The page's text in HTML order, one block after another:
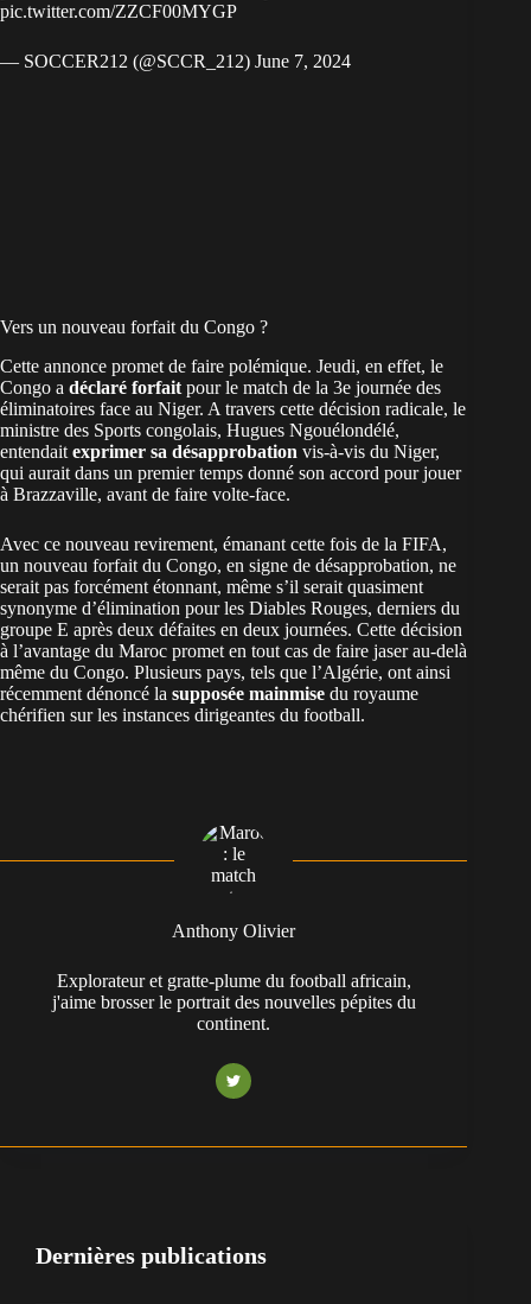
pic.twitter.com/ZZCF00MYGP
— SOCCER212 (@SCCR_212) June 7, 2024
Vers un nouveau forfait du Congo ?
Cette annonce promet de faire polémique. Jeudi, en effet, le
Congo a déclaré forfait pour le match de la 3e journée des
éliminatoires face au Niger. A travers cette décision radicale, le
ministre des Sports congolais, Hugues Ngouélondélé,
entendait exprimer sa désapprobation vis-à-vis du Niger,
qui aurait dans un premier temps donné son accord pour jouer
à Brazzaville, avant de faire volte-face.
Avec ce nouveau revirement, émanant cette fois de la FIFA,
un nouveau forfait du Congo, en signe de désapprobation, ne
serait pas forcément étonnant, même s’il serait quasiment
synonyme d’élimination pour les Diables Rouges, derniers du
groupe E après deux défaites en deux journées. Cette décision
à l’avantage du Maroc promet en tout cas de faire jaser au-delà
même du Congo. Plusieurs pays, tels que l’Algérie, ont ainsi
récemment dénoncé la supposée mainmise du royaume
chérifien sur les instances dirigeantes du football.
Anthony Olivier
Explorateur et gratte-plume du football africain,
j'aime brosser le portrait des nouvelles pépites du
continent.
Dernières publications